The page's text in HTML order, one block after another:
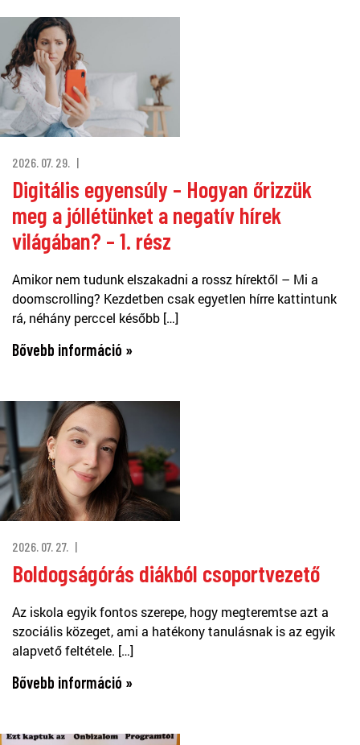
2026. 07. 29.
Digitális egyensúly – Hogyan őrizzük
meg a jóllétünket a negatív hírek
világában? – 1. rész
Amikor nem tudunk elszakadni a rossz hírektől – Mi a
doomscrolling? Kezdetben csak egyetlen hírre kattintunk
rá, néhány perccel később […]
Bővebb információ »
2026. 07. 27.
Boldogságórás diákból csoportvezető
Az iskola egyik fontos szerepe, hogy megteremtse azt a
szociális közeget, ami a hatékony tanulásnak is az egyik
alapvető feltétele. […]
Bővebb információ »